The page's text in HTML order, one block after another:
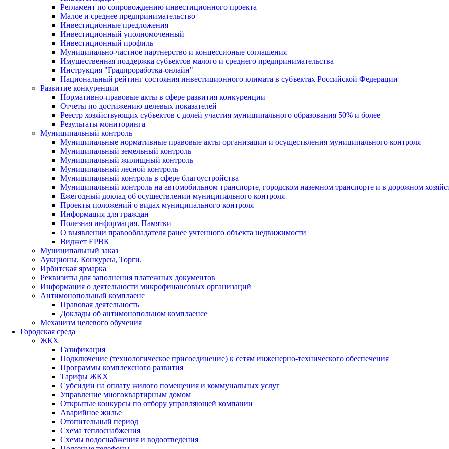
Регламент по сопровождению инвестиционного проекта
Малое и среднее предпринимательство
Инвестиционные предложения
Инвестиционный уполномоченный
Инвестиционный профиль
Муниципально-частное партнерство и концессионые соглашения
Имущественная поддержка субъектов малого и среднего предпринимательства
Инструкция "Градпроработка-онлайн"
Национальный рейтинг состояния инвестиционного климата в субъектах Российской Федерации
Развитие конкуренции
Нормативно-правовые акты в сфере развития конкуренции
Отчеты по достижению целевых показателей
Реестр хозяйствующих субъектов с долей участия муниципального образования 50% и более
Результаты мониторинга
Муниципальный контроль
Муниципальные нормативные правовые акты организации и осуществления муниципального контроля
Муниципальный земельный контроль
Муниципальный жилищный контроль
Муниципальный лесной контроль
Муниципальный контроль в сфере благоустройства
Муниципальный контроль на автомобильном транспорте, городском наземном транспорте и в дорожном
Ежегодный доклад об осуществлении муниципального контроля
Проекты положений о видах муниципального контроля
Информация для граждан
Полезная информация. Памятки
О выявлении правообладателя ранее учтенного объекта недвижимости
Виджет ЕРВК
Муниципальный заказ
Аукционы, Конкурсы, Торги.
Ирбитская ярмарка
Реквизиты для заполнения платежных документов
Информация о деятельности микрофинансовых организаций
Антимонопольный комплаенс
Правовая деятельность
Доклады об антимонопольном комплаенсе
Механизм целевого обучения
Городская среда
ЖКХ
Газификация
Подключение (технологическое присоединение) к сетям инженерно-технического обеспечения
Программы комплексного развития
Тарифы ЖКХ
Субсидии на оплату жилого помещения и коммунальных услуг
Управление многоквартирным домом
Открытые конкурсы по отбору управляющей компании
Аварийное жилье
Отопительный период
Схема теплоснабжения
Схемы водоснабжения и водоотведения